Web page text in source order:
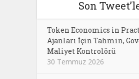
Son
Token Economics in
Ajanları İçin Tahmin,
Maliyet Kontrolörü
30 Temmuz 2026